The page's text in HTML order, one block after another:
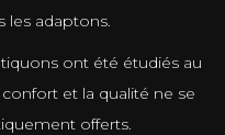
les adaptons.
ont été étudiés au
confort et la qualité ne se
offerts.